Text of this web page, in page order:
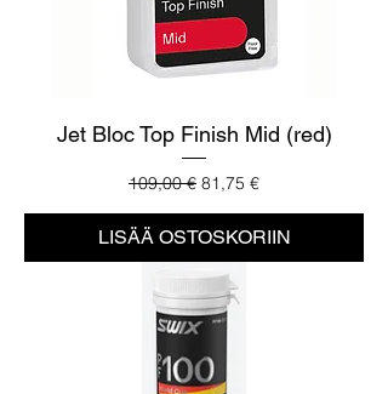
Jet Bloc Top Finish Mid (red)
Normaali hinta
109,00 € Alehinta
81,75 €
LISÄÄ OSTOSKORIIN